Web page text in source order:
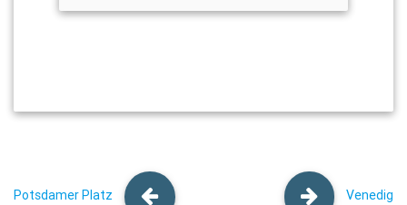
Potsdamer Platz Venedig